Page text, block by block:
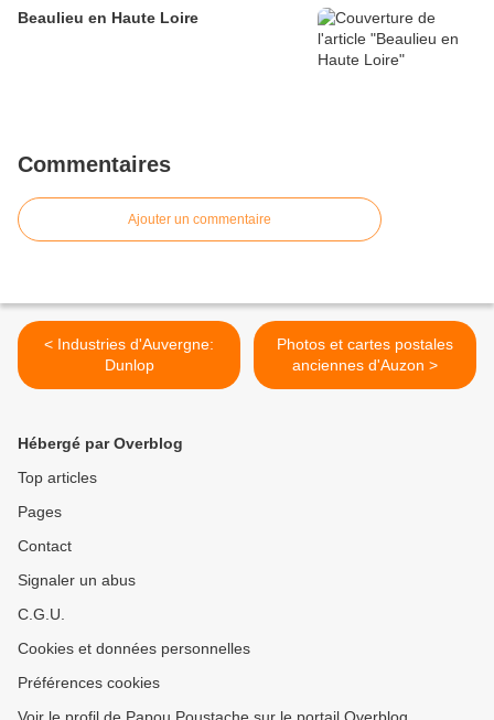
Beaulieu en Haute Loire
Commentaires
Ajouter un commentaire
< Industries d'Auvergne:
Dunlop
Photos et cartes postales
anciennes d'Auzon >
Hébergé par Overblog
Top articles
Pages
Contact
Signaler un abus
C.G.U.
Cookies et données personnelles
Préférences cookies
Voir le profil de Papou Poustache sur le portail Overblog